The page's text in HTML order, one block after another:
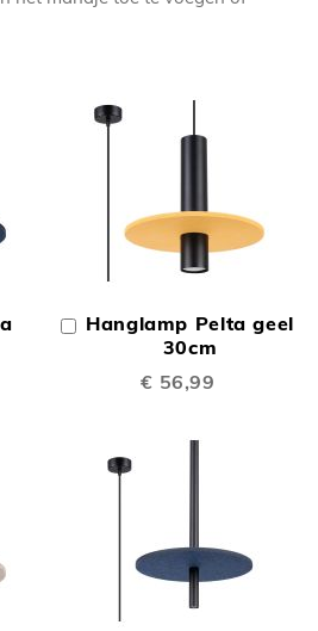
Hanglamp Pelta geel
30cm
€ 56,99
In
Winkelwagen